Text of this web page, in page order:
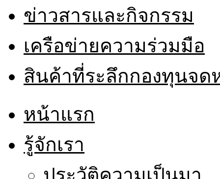
ข่าวสารและกิจกรรม
เครือข่ายความร่วมมือ
สินค้าที่ระลึกกองทุนจ
หน้าแรก
รู้จักเรา
ประวัติความเป็นมา